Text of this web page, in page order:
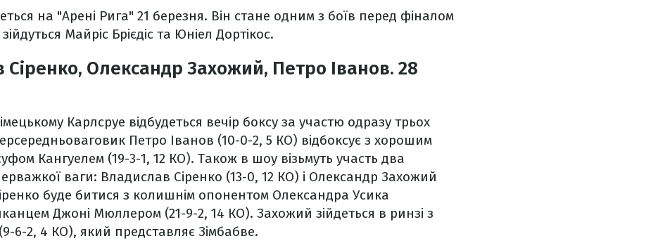
на "Арені Рига" 21 березня. Він стане одним з боїв перед фіналом
Майріс Брієдіс та Юніел Дортікос.
Сіренко, Олександр Захожий, Петро Іванов. 28
Карлсруе відбудеться вечір боксу за участю одразу трьох
Петро Іванов (10-0-2, 5 КО) відбоксує з хорошим
Кангуелем (19-3-1, 12 КО). Також в шоу візьмуть участь два
ваги: Владислав Сіренко (13-0, 12 КО) і Олександр Захожий
буде битися з колишнім опонентом Олександра Усика
Джоні Мюллером (21-9-2, 14 КО). Захожий зійдеться в ринзі з
6-2, 4 КО), який представляє Зімбабве.